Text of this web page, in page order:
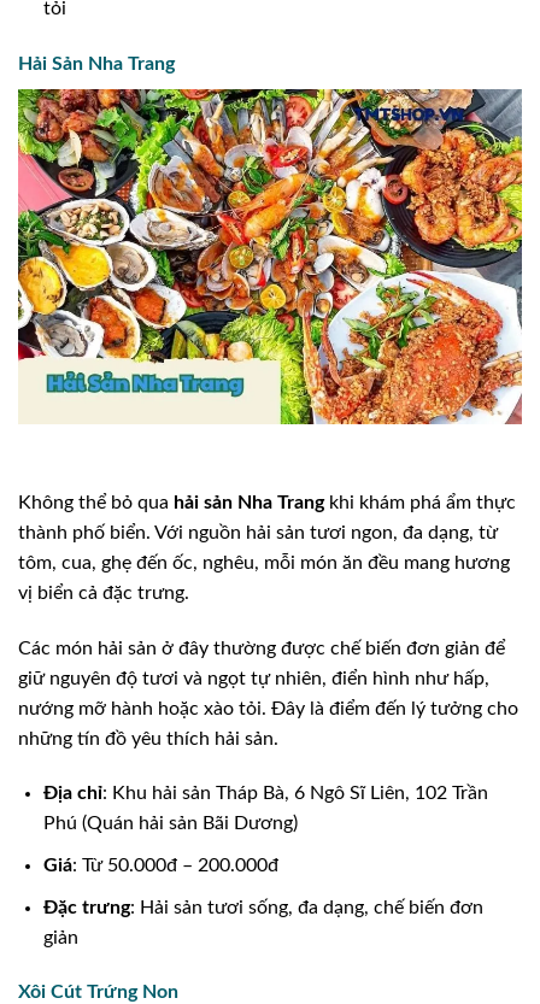
tỏi
Hải Sản Nha Trang
Không thể bỏ qua hải sản Nha Trangkhi khám phá ẩm thực
thành phố biển. Với nguồn hải sản tươi ngon, đa dạng, từ
tôm, cua, ghẹ đến ốc, nghêu, mỗi món ăn đều mang hương
vị biển cả đặc trưng.
Các món hải sản ở đây thường được chế biến đơn giản để
giữ nguyên độ tươi và ngọt tự nhiên, điển hình như hấp,
nướng mỡ hành hoặc xào tỏi. Đây là điểm đến lý tưởng cho
những tín đồ yêu thích hải sản.
Địa chỉ: Khu hải sản Tháp Bà, 6 Ngô Sĩ Liên, 102 Trần
Phú (Quán hải sản Bãi Dương)
Giá: Từ 50.000đ – 200.000đ
Đặc trưng: Hải sản tươi sống, đa dạng, chế biến đơn
giản
Xôi Cút Trứng Non